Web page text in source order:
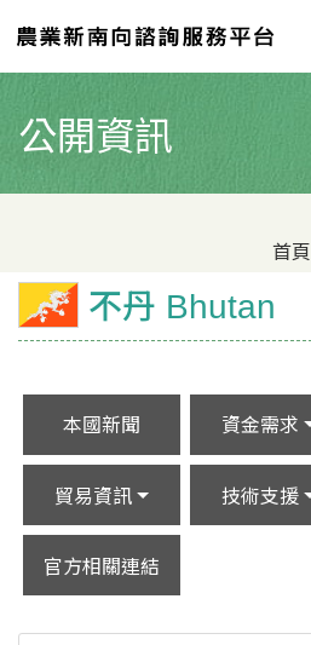
公開資訊
首頁
不丹 Bhutan
本國新聞 資金需求
貿易資訊 技術支援
官方相關連結